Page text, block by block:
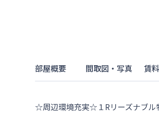
部屋概要 間取図・写真 賃
☆周辺環境充実☆１Rリーズナブ